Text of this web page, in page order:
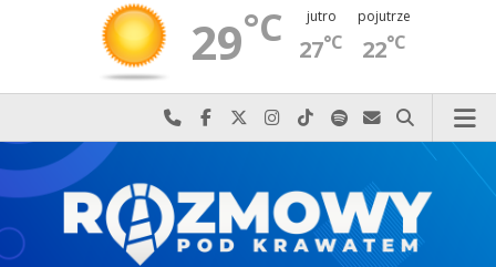
29°C jutro
27°C
pojutrze
22°C
Najlepiej po prostu do nas zadzwoń
Odwiedź nas na Facebook-u
Odwiedź nas na X
Odwiedź nas na Instagram-ie
Odwiedź nas na TikTok-u
Szukaj nas na Spotify
Wyślij do nas
Szukaj